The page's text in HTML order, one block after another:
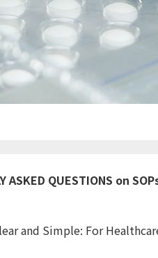
ASKED QUESTIONS on
and Simple: For